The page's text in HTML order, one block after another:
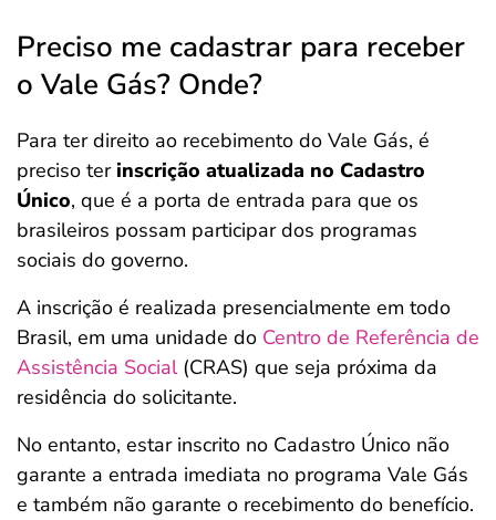
Preciso me cadastrar para receber
o Vale Gás? Onde?
Para ter direito ao recebimento do Vale Gás, é
preciso ter inscrição atualizada no Cadastro
Único, que é a porta de entrada para que os
brasileiros possam participar dos programas
sociais do governo.
A inscrição é realizada presencialmente em todo
Brasil, em uma unidade do Centro de Referência de
Assistência Social(CRAS) que seja próxima da
residência do solicitante.
No entanto, estar inscrito no Cadastro Único não
garante a entrada imediata no programa Vale Gás
e também não garante o recebimento do benefício.